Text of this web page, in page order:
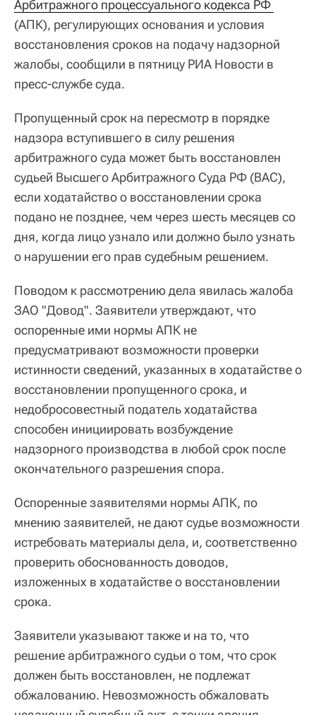
(АПК), регулирующих основания и условия
восстановления сроков на подачу надзорной
жалобы, сообщили в пятницу РИА Новости в
пресс-службе суда.
Пропущенный срок на пересмотр в порядке
надзора вступившего в силу решения
арбитражного суда может быть восстановлен
судьей Высшего Арбитражного Суда РФ (ВАС),
если ходатайство о восстановлении срока
подано не позднее, чем через шесть месяцев со
дня, когда лицо узнало или должно было узнать
о нарушении его прав судебным решением.
Поводом к рассмотрению дела явилась жалоба
ЗАО "Довод". Заявители утверждают, что
оспоренные ими нормы АПК не
предусматривают возможности проверки
истинности сведений, указанных в ходатайстве о
восстановлении пропущенного срока, и
недобросовестный податель ходатайства
способен инициировать возбуждение
надзорного производства в любой срок после
окончательного разрешения спора.
Оспоренные заявителями нормы АПК, по
мнению заявителей, не дают судье возможности
истребовать материалы дела, и, соответственно
проверить обоснованность доводов,
изложенных в ходатайстве о восстановлении
срока.
Заявители указывают также и на то, что
решение арбитражного судьи о том, что срок
должен быть восстановлен, не подлежат
обжалованию. Невозможность обжаловать